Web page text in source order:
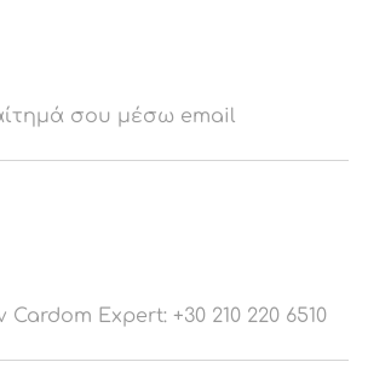
σου μέσω email
Expert: +30 210 220 6510